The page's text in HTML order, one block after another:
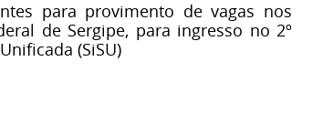
para provimento de vagas nos
de Sergipe, para ingresso no 2º
(SiSU)